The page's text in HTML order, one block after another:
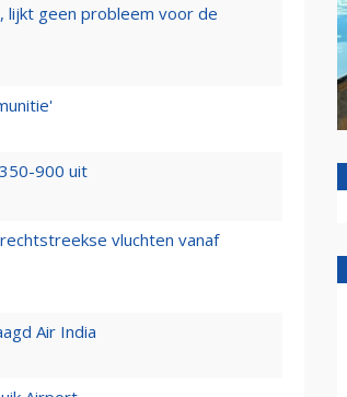
lijkt geen probleem voor de
900 uit
vluchten vanaf
Air India